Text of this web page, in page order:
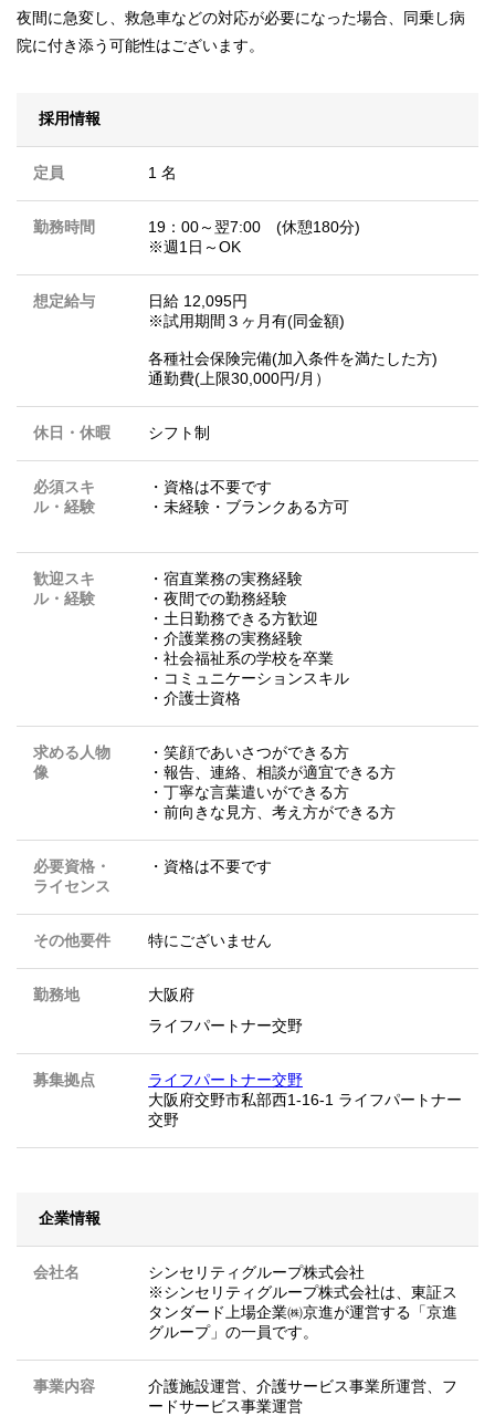
夜間に急変し、救急車などの対応が必要になった場合、同乗し病
院に付き添う可能性はございます。
採用情報
定員 1 名
勤務時間
19：00～翌7:00 (休憩180分)
※週1日～OK
想定給与
日給 12,095円
※試用期間３ヶ月有(同金額)
各種社会保険完備(加入条件を満たした方)
通勤費(上限30,000円/月）
休日・休暇 シフト制
必須スキ
ル・経験
・資格は不要です
・未経験・ブランクある方可
歓迎スキ
ル・経験
・宿直業務の実務経験
・夜間での勤務経験
・土日勤務できる方歓迎
・介護業務の実務経験
・社会福祉系の学校を卒業
・コミュニケーションスキル
・介護士資格
求める人物
像
・笑顔であいさつができる方
・報告、連絡、相談が適宜できる方
・丁寧な言葉遣いができる方
・前向きな見方、考え方ができる方
必要資格・
ライセンス
・資格は不要です
その他要件 特にございません
勤務地
大阪府
ライフパートナー交野
募集拠点
ライフパートナー交野
大阪府交野市私部西1-16-1 ライフパートナー
交野
企業情報
会社名
シンセリティグループ株式会社
※シンセリティグループ株式会社は、東証ス
タンダード上場企業㈱京進が運営する「京進
グループ」の一員です。
事業内容
介護施設運営、介護サービス事業所運営、フ
ードサービス事業運営